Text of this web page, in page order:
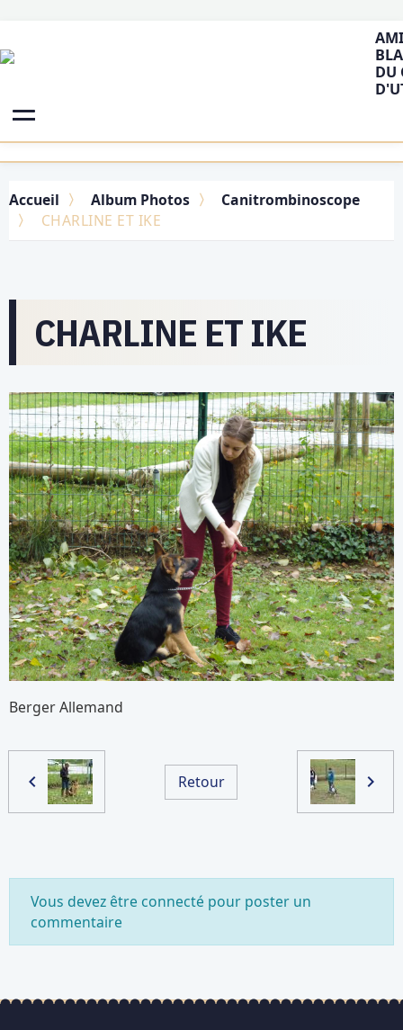
DU
Accueil Album Photos
Canitrombinoscope
CHARLINE ET IKE
CHARLINE ET IKE
Berger Allemand
Retour
Vous devez être connecté pour poster un
commentaire